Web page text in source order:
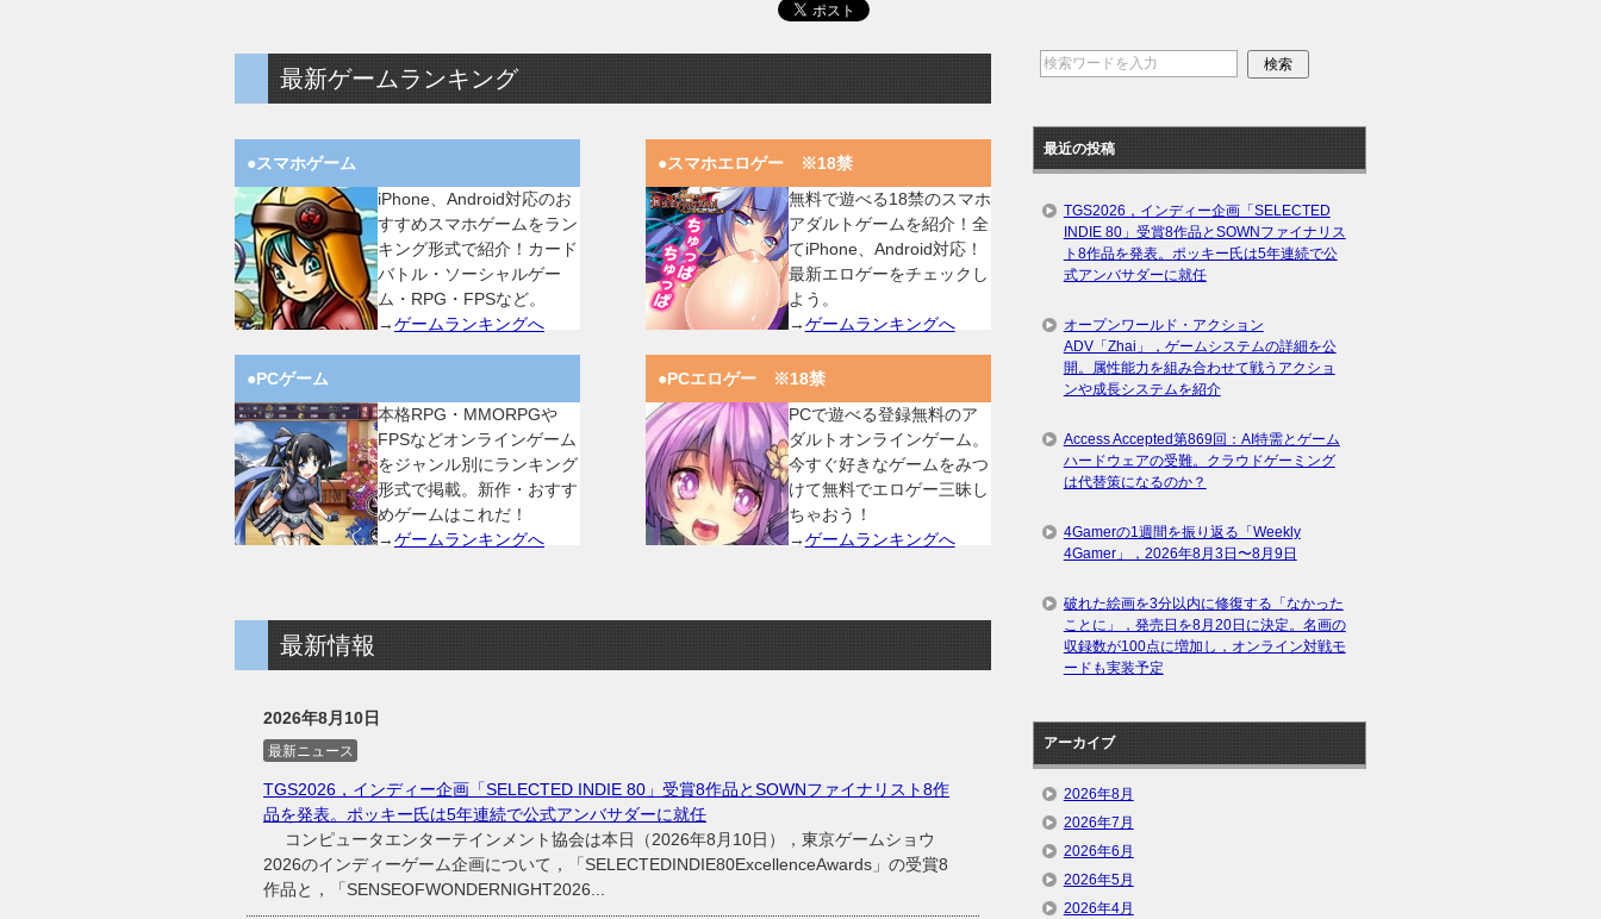
最新ゲームランキング
●スマホゲーム
iPhone、Android対応のお
すすめスマホゲームをラン
キング形式で紹介！カード
バトル・ソーシャルゲー
ム・RPG・FPSなど。
→ゲームランキングへ
●スマホエロゲー ※18禁
無料で遊べる18禁のスマホ
アダルトゲームを紹介！全
てiPhone、Android対応！
最新エロゲーをチェックし
よう。
→ゲームランキングへ
●PCゲーム
本格RPG・MMORPGや
FPSなどオンラインゲーム
をジャンル別にランキング
形式で掲載。新作・おすす
めゲームはこれだ！
→ゲームランキングへ
●PCエロゲー ※18禁
PCで遊べる登録無料のア
ダルトオンラインゲーム。
今すぐ好きなゲームをみつ
けて無料でエロゲー三昧し
ちゃおう！
→ゲームランキングへ
最新情報
2026年8月10日
最新ニュース
TGS2026，インディー企画「SELECTED INDIE 80」受賞8作品とSOWNファイナリスト8作
品を発表。ポッキー氏は5年連続で公式アンバサダーに就任
コンピュータエンターテインメント協会は本日（2026年8月10日），東京ゲームショウ
2026のインディーゲーム企画について，「SELECTEDINDIE80ExcellenceAwards」の受賞8
作品と，「SENSEOFWONDERNIGHT2026...
最近の投稿
TGS2026，インディー企画「SELECTED
INDIE 80」受賞8作品とSOWNファイナリス
ト8作品を発表。ポッキー氏は5年連続で公
式アンバサダーに就任
オープンワールド・アクション
ADV「Zhai」，ゲームシステムの詳細を公
開。属性能力を組み合わせて戦うアクショ
ンや成長システムを紹介
Access Accepted第869回：AI特需とゲーム
ハードウェアの受難。クラウドゲーミング
は代替策になるのか？
4Gamerの1週間を振り返る「Weekly
4Gamer」，2026年8月3日〜8月9日
破れた絵画を3分以内に修復する「なかった
ことに」，発売日を8月20日に決定。名画の
収録数が100点に増加し，オンライン対戦モ
ードも実装予定
アーカイブ
2026年8月
2026年7月
2026年6月
2026年5月
2026年4月